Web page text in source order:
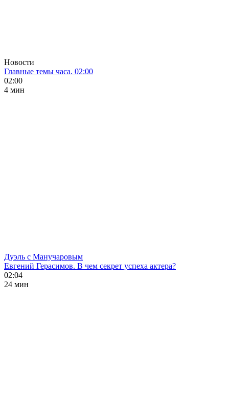
Новости
Главные темы часа. 02:00
02:00
4 мин
Дуэль с Манучаровым
Евгений Герасимов. В чем секрет успеха актера?
02:04
24 мин